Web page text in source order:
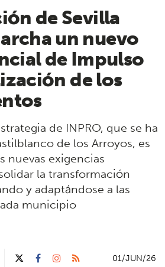
de Sevilla
un nuevo
de Impulso
de los
de INPRO, que se ha
de los Arroyos, es
nuevas exigencias
la transformación
y adaptándose a las
municipio
01/JUN/26